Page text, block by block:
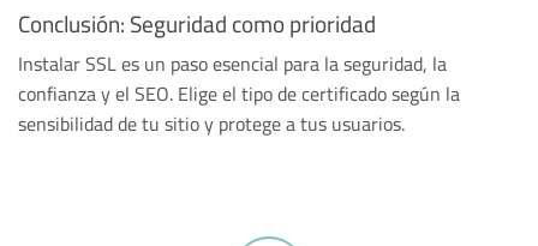
Conclusión: Seguridad como prioridad
Instalar SSL es un paso esencial para la seguridad, la
confianza y el SEO. Elige el tipo de certificado según la
sensibilidad de tu sitio y protege a tus usuarios.